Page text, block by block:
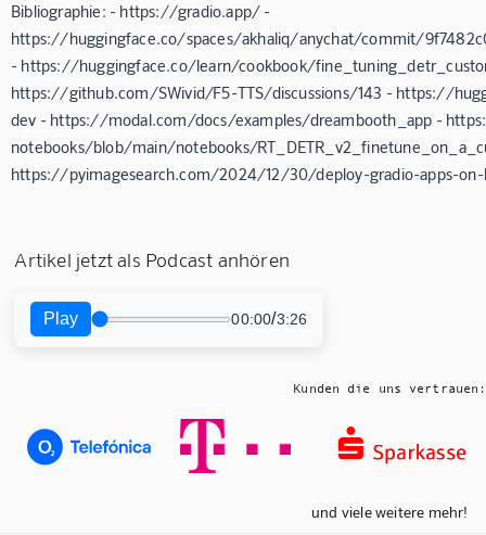
Bibliographie: - https://gradio.app/ -
https://huggingface.co/spaces/akhaliq/anychat/commit/
- https://huggingface.co/learn/cookbook/
https://github.com/SWivid/F5-TTS/discussions/143 - https://
dev - https://modal.com/docs/examples/dreambooth_app -
notebooks/blob/main/notebooks/
https://pyimagesearch.com/2024/12/30/deploy-gradio-apps-
Artikel jetzt als Podcast anhören
Play 00:00/3:26
Kunden die uns vertrauen:
und viele weitere mehr!